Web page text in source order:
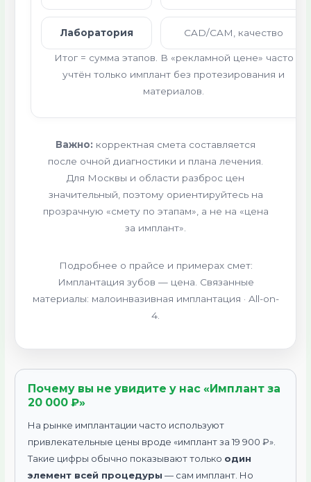
Лаборатория CAD/CAM, качество
Итог = сумма этапов. В «рекламной цене» часто
учтён только имплант без протезирования и
материалов.
Важно: корректная смета составляется
после очной диагностики и плана лечения.
Для Москвы и области разброс цен
значительный, поэтому ориентируйтесь на
прозрачную «смету по этапам», а не на «цена
за имплант».
Подробнее о прайсе и примерах смет:
Имплантация зубов — цена. Связанные
материалы: малоинвазивная имплантация · All-on-
4.
Почему вы не увидите у нас «Имплант за
20 000 ₽»
На рынке имплантации часто используют
привлекательные цены вроде «имплант за 19 900 ₽».
Такие цифры обычно показывают только один
элемент всей процедуры — сам имплант. Но